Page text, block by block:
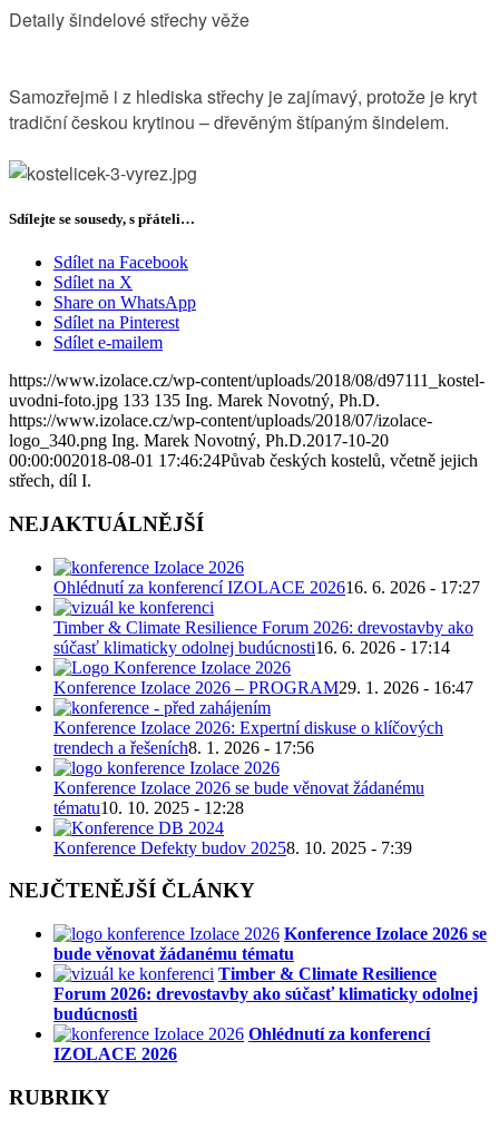
Detaily šindelové střechy věže
Samozřejmě i z hlediska střechy je zajímavý, protože je kryt
tradiční českou krytinou – dřevěným štípaným šindelem.
Sdílejte se sousedy, s přáteli…
Sdílet na Facebook
Sdílet na X
Share on WhatsApp
Sdílet na Pinterest
Sdílet e-mailem
https://www.izolace.cz/wp-content/uploads/2018/08/d97111_kostel-
uvodni-foto.jpg 133 135 Ing. Marek Novotný, Ph.D.
https://www.izolace.cz/wp-content/uploads/2018/07/izolace-
logo_340.png Ing. Marek Novotný, Ph.D.2017-10-20
00:00:002018-08-01 17:46:24Půvab českých kostelů, včetně jejich
střech, díl I.
NEJAKTUÁLNĚJŠÍ
Ohlédnutí za konferencí IZOLACE 202616. 6. 2026 - 17:27
Timber & Climate Resilience Forum 2026: drevostavby ako
súčasť klimaticky odolnej budúcnosti16. 6. 2026 - 17:14
Konference Izolace 2026 – PROGRAM29. 1. 2026 - 16:47
Konference Izolace 2026: Expertní diskuse o klíčových
trendech a řešeních8. 1. 2026 - 17:56
Konference Izolace 2026 se bude věnovat žádanému
tématu10. 10. 2025 - 12:28
Konference Defekty budov 20258. 10. 2025 - 7:39
NEJČTENĚJŠÍ ČLÁNKY
Konference Izolace 2026 se
bude věnovat žádanému tématu
Timber & Climate Resilience
Forum 2026: drevostavby ako súčasť klimaticky odolnej
budúcnosti
Ohlédnutí za konferencí
IZOLACE 2026
RUBRIKY